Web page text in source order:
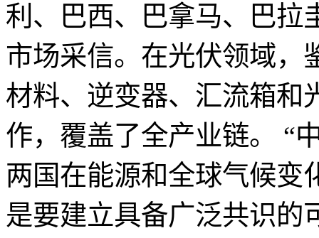
利、巴西、巴拿马、巴拉
市场采信。在光伏领域，
材料、逆变器、汇流箱和
作，覆盖了全产业链。 “
两国在能源和全球气候变
是要建立具备广泛共识的